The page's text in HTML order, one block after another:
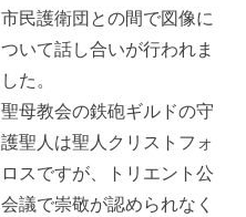
市民護衛団との間で図像に
ついて話し合いが行われま
した。
聖母教会の鉄砲ギルドの守
護聖人は聖人クリストフォ
ロスですが、トリエント公
会議で崇敬が認められなく